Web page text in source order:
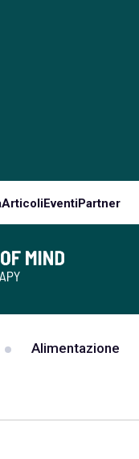
ArticoliEventiPartner
Alimentazione